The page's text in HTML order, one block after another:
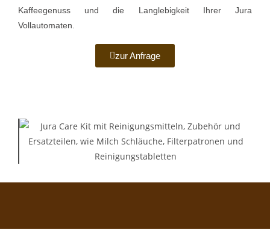
Kaffeegenuss und die Langlebigkeit Ihrer Jura
Vollautomaten.
zur Anfrage